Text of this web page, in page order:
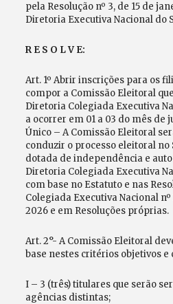
pela Resolução nº 3, de 15 de
Diretoria Executiva Nacional do
R E S O L V E:
Art. 1º Abrir inscrições para os
compor a Comissão Eleitoral
Diretoria Colegiada Executiva
a ocorrer em 01 a 03 do mês de
Único – A Comissão Eleitoral
conduzir o processo eleitoral no
dotada de independência e
Diretoria Colegiada Executiva
com base no Estatuto e nas
Colegiada Executiva Nacional nº
2026 e em Resoluções próprias.
Art. 2°- A Comissão Eleitoral
base nestes critérios objetivos e
I – 3 (três) titulares que serão
agências distintas;